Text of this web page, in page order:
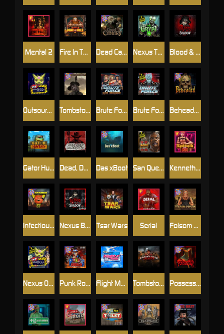
Nexus Blood & Shadow
Dead, Dead, or Deader
Tsar Wars
Brute Force
Mental 2
Tombstone Slaughter
San Quentin 2: Death Row
Blood & Shadow
Outsourced
Punk Rocker 2
Beheaded
Brute Force: Alien Onslaught
Nexus Outsourced
Nexus The Crypt
Gator Hunters Kenneth Must Die
Tombstone RIP
Fire In The Hole xBomb
Folsom Prison
Das xBoot
Flight Mode
Serial
Possessed
Infectious 5 xWays
Dead Canary